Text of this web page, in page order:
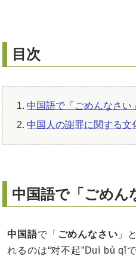
目次
中国語で「ごめんなさい」
中国人の謝罪に関する文
中国語で「ごめん
中国語で「 ごめんなさい 」
れるのは“对不起”Duì bù qǐで